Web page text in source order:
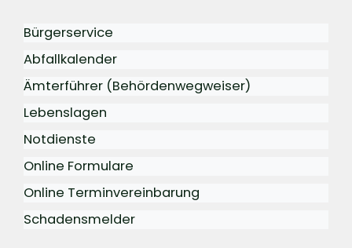
Bürgerservice
Abfallkalender
Ämterführer (Behördenwegweiser)
Lebenslagen
Notdienste
Online Formulare
Online Terminvereinbarung
Schadensmelder